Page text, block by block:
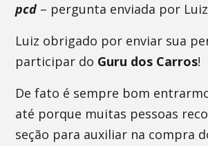
pcd – pergunta enviada por
Luiz obrigado por enviar sua
participar do Guru dos Carros!
De fato é sempre bom
até porque muitas pessoas
seção para auxiliar na compra